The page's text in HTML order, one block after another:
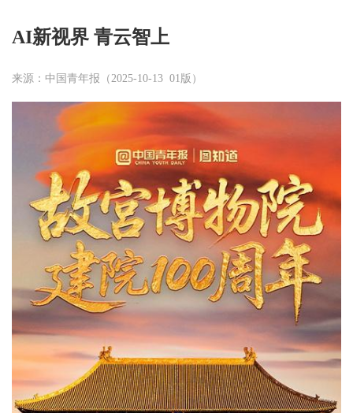
AI新视界 青云智上
来源：中国青年报（2025-10-13 01版）